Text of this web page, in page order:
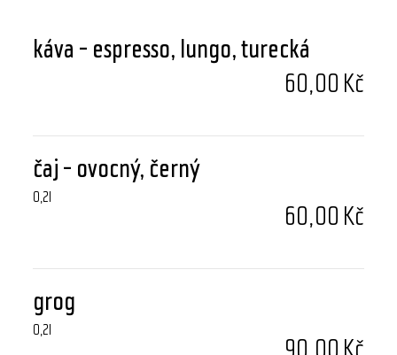
káva - espresso, lungo, turecká
60,00 Kč
čaj - ovocný, černý
60,00 Kč
0,2l
grog
0,2l